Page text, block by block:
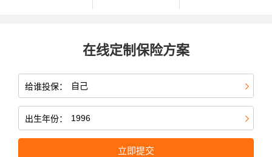
在线定制保险方案
给谁投保：
出生年份：
立即提交